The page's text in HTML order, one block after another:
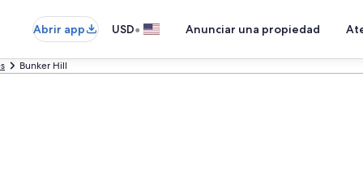
Abrir app USD• Anunciar una propiedad
Bunker Hill